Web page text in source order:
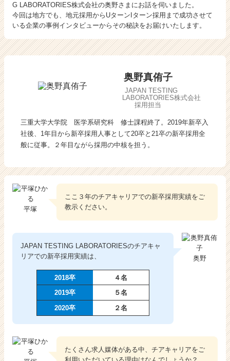
J
A
P
G
L
A
O
R
T
O
R
E
S
会
ベ
チ
ャ
G LABORATORIES株式会社の奥野さまにお話を伺いました。
今回は地方でも、地元採用からUターンIターン採用まで成功させて
いる企業の事例インタビューからその秘訣をお届けいたします。
奥野真侑子
JAPAN TESTING
LABORATORIES株式会社
採用担当
三重大学大学院 医学系研究科 修士課程終了。2019年新卒入
社後、1年目から新卒採用人事として20卒と21卒の新卒採用全
般に従事。２年目ながら採用の中核を担う。
平塚
ここ３年のチアキャリアでの新卒採用実績をご
教示ください。
奥野
JAPAN TESTING LABORATORIESのチアキャ
リアでの新卒採用実績は、
2018卒
４名
2019卒
５名
2020卒
２名
たくさん求人媒体がある中、チアキャリアをご